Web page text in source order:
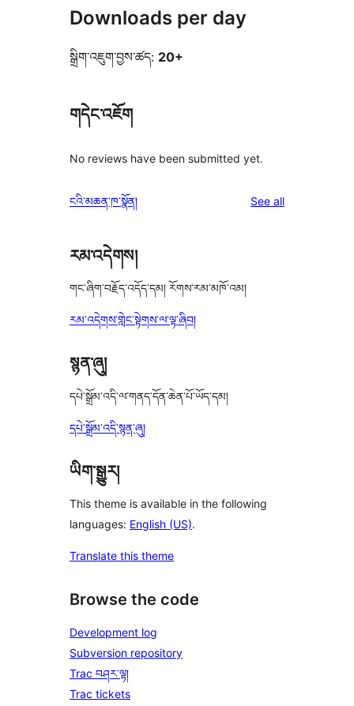
Downloads per day
སྒྲིག་འཇུག་བྱས་ཚད: 20+
གདེང་འཇོག
No reviews have been submitted yet.
ངའི་མཆན་ཁ་སྣོན། See allreviews
རམ་འདེགས།
གང་ཞིག་བརྗོད་འདོད་དམ། རོགས་རམ་མཁོ་འམ།
རམ་འདེགས་གླེང་སྟེགས་ལ་ལྟ་ཞིབ།
སྙན་ཞུ།
དཔེ་སྒྲོམ་འདི་ལ་གནད་དོན་ཆེན་པོ་ཡོད་དམ།
དཔེ་སྒྲོམ་འདི་སྙན་ཞུ།
ཡིག་སྒྱུར།
This theme is available in the following
languages: English (US).
Translate this theme
Browse the code
Development log
Subversion repository
Trac བཤར་ལྟ།
Trac tickets